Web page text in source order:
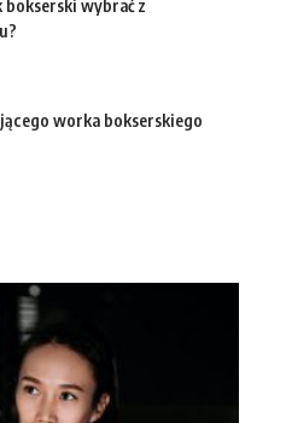
bokserski wybrać z
worka bokserskiego